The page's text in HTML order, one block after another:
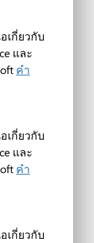
เกี่ยวกับ
และ
คำ
เกี่ยวกับ
และ
คำ
เกี่ยวกับ